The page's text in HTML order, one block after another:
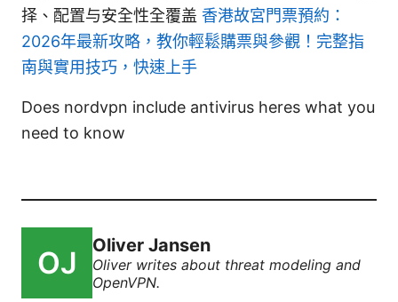
择、配置与安全性全覆盖 香港故宮門票預約：
2026年最新攻略，教你輕鬆購票與參觀！完整指
南與實用技巧，快速上手
Does nordvpn include antivirus heres what you
need to know
Oliver Jansen
Oliver writes about threat modeling and
OpenVPN.